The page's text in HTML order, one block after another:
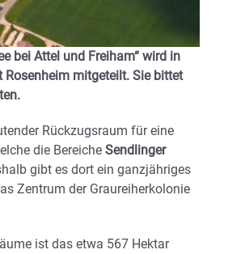
bei Attel und Freiham“ wird in
mitgeteilt. Sie bittet
Rückzugsraum für eine
die Bereiche Sendlinger
gibt es dort ein ganzjähriges
Zentrum der Graureiherkolonie
ist das etwa 567 Hektar